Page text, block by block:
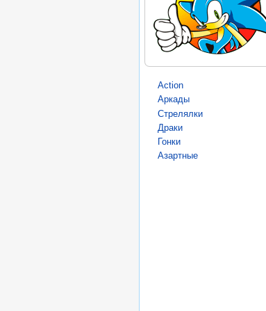
Action
Аркады
Стрелялки
Драки
Гонки
Азартные